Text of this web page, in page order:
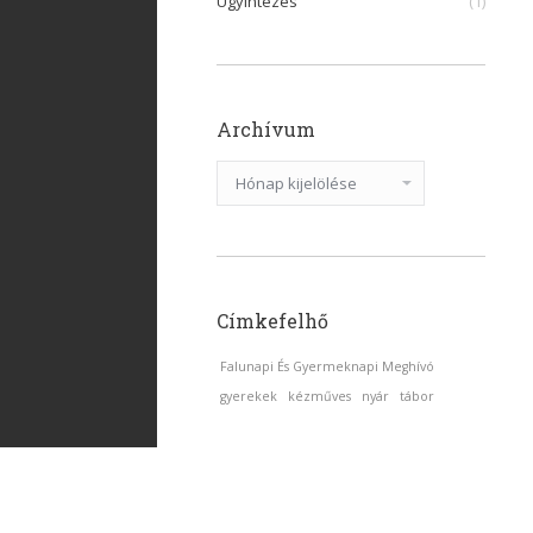
Archívum
Archívum
Címkefelhő
Falunapi És Gyermeknapi Meghívó
gyerekek
kézműves nyár tábor